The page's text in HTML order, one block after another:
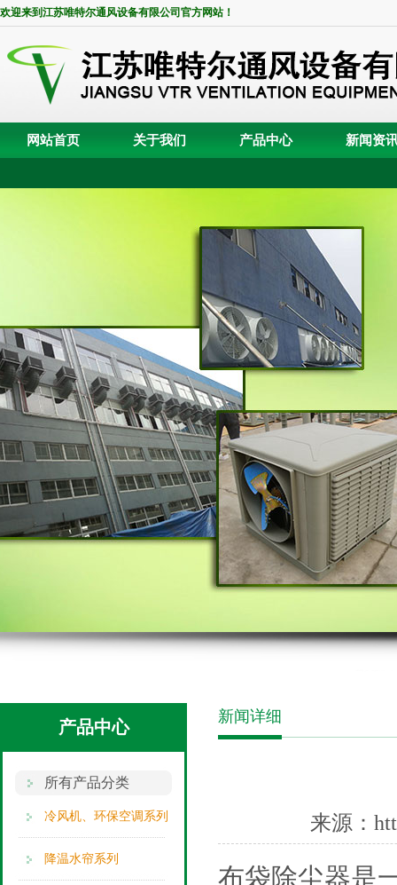
欢迎来到江苏唯特尔通风设备有限公司官方网站！
网站首页 关于我们 产品中心 新闻资
产品中心
所有产品分类
冷风机、环保空调系列
降温水帘系列
新闻详细
来源：
布袋除尘器是